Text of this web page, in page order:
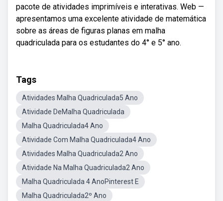
pacote de atividades imprimíveis e interativas. Web —
apresentamos uma excelente atividade de matemática
sobre as áreas de figuras planas em malha
quadriculada para os estudantes do 4° e 5° ano.
Tags
Atividades Malha Quadriculada5 Ano
Atividade DeMalha Quadriculada
Malha Quadriculada4 Ano
Atividade Com Malha Quadriculada4 Ano
Atividades Malha Quadriculada2 Ano
Atividade Na Malha Quadriculada2 Ano
Malha Quadriculada 4 AnoPinterest E
Malha Quadriculada2º Ano